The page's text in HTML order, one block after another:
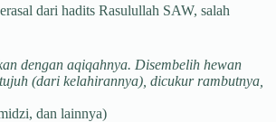
dari hadits Rasulullah SAW, salah
dengan aqiqahnya. Disembelih hewan
(dari kelahirannya), dicukur rambutnya,
dan lainnya)